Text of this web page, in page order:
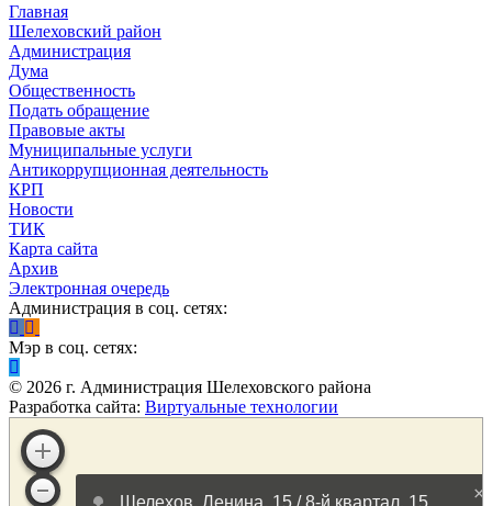
Главная
Шелеховский район
Администрация
Дума
Общественность
Подать обращение
Правовые акты
Муниципальные услуги
Антикоррупционная деятельность
КРП
Новости
ТИК
Карта сайта
Архив
Электронная очередь
Администрация в соц. сетях:
Мэр в соц. сетях:
© 2026 г. Администрация Шелеховского района
Разработка сайта: Виртуальные технологии